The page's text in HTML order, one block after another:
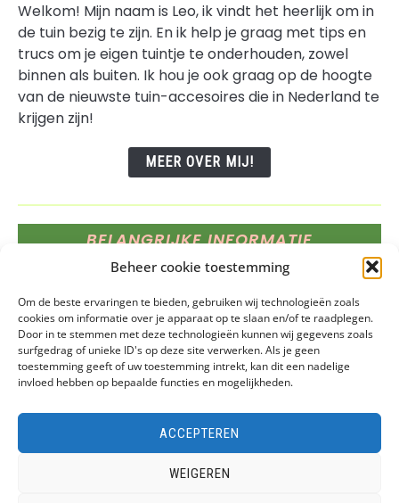
Beheer cookie toestemming
Om de beste ervaringen te bieden, gebruiken wij technologieën zoals
cookies om informatie over je apparaat op te slaan en/of te raadplegen.
Door in te stemmen met deze technologieën kunnen wij gegevens zoals
surfgedrag of unieke ID's op deze site verwerken. Als je geen
toestemming geeft of uw toestemming intrekt, kan dit een nadelige
invloed hebben op bepaalde functies en mogelijkheden.
ACCEPTEREN
WEIGEREN
Welkom! Mijn naam is Leo, ik vindt het heerlijk om in
de tuin bezig te zijn. En ik help je graag met tips en
trucs om je eigen tuintje te onderhouden, zowel
binnen als buiten. Ik hou je ook graag op de hoogte
van de nieuwste tuin-accesoires die in Nederland te
krijgen zijn!
MEER OVER MIJ!
BELANGRIJKE INFORMATIE
Deze website bevat affiliate links, dat betekent dat
wij een vergoeding krijgen voor elk product of
service die je aanschaft via onze links.
Privacybeleid
Cookiebeleid (EU)
Over Mij